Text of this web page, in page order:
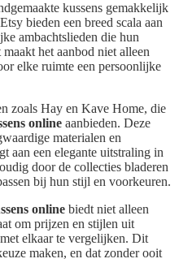
kussens gemakkelijk
bieden een breed scala aan
ambachtslieden die hun
het aanbod niet alleen
elke ruimte een persoonlijke
zoals Hay en Kave Home, die
online aanbieden. Deze
materialen en
aan een elegante uitstraling in
door de collecties bladeren
bij hun stijl en voorkeuren.
online biedt niet alleen
om prijzen en stijlen uit
elkaar te vergelijken. Dit
maken, en dat zonder ooit